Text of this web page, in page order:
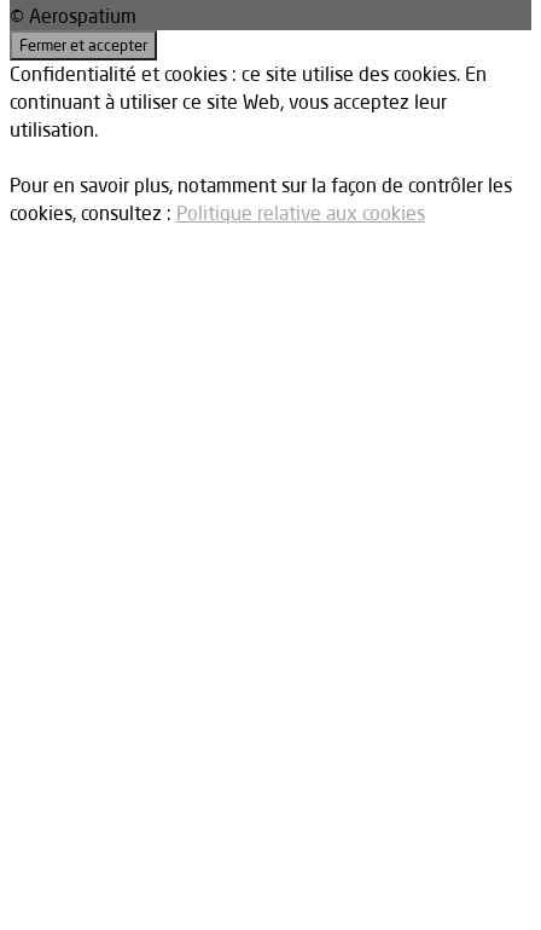
© Aerospatium
Confidentialité et cookies : ce site utilise des cookies. En
continuant à utiliser ce site Web, vous acceptez leur
utilisation.
Pour en savoir plus, notamment sur la façon de contrôler les
cookies, consultez : Politique relative aux cookies